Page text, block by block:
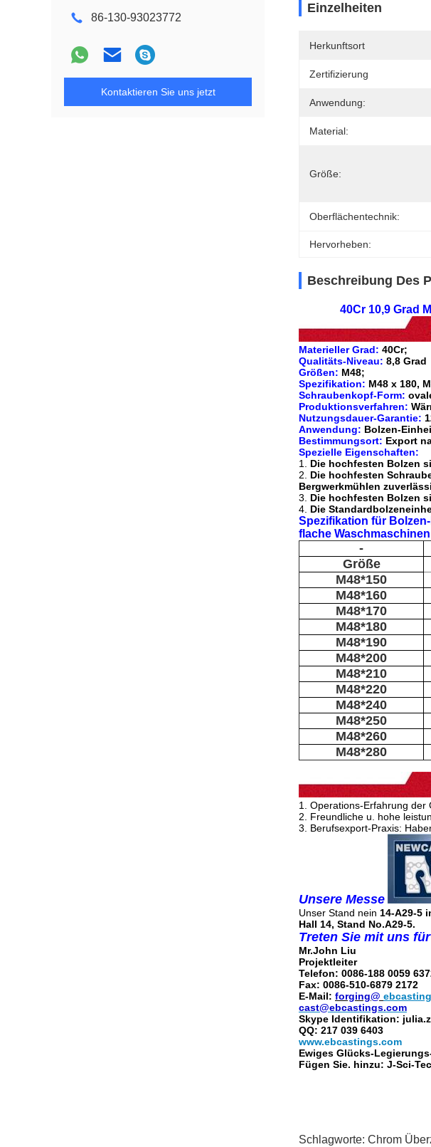
86-130-93023772
Kontaktieren Sie uns jetzt
Einzelheiten
Herkunftsort
Zertifizierung
Anwendung:
Material:
Größe:
Oberflächentechnik:
Hervorheben:
Beschreibung Des
40Cr 10,9 Grad
Materieller Grad: 40Cr;
Qualitäts-Niveau: 8,8 Grad
Größen: M48;
Spezifikation: M48 x 180,
Schraubenkopf-Form:
Produktionsverfahren:
Nutzungsdauer-Garantie:
Anwendung: Bolzen-
Bestimmungsort: Export
Spezielle Eigenschaften:
1. Die hochfesten Bolzen
2. Die hochfesten
Bergwerkmühlen
3. Die hochfesten Bolzen
4. Die
Spezifikation für
flache
-
Größe
M48*150
M48*160
M48*170
M48*180
M48*190
M48*200
M48*210
M48*220
M48*240
M48*250
M48*260
M48*280
1. Operations-Erfahrung der
2. Freundliche u. hohe
3. Berufsexport-Praxis:
Unsere Messe
Unser Stand nein 14-A29-5
Hall 14, Stand No.A29-5.
Treten Sie mit uns
Mr.John Liu
Projektleiter
Telefon: 0086-188 0059
Fax: 0086-510-6879 2172
E-Mail: forging@
cast@ebcastings.com
Skype Identifikation:
QQ: 217 039 6403
www.ebcastings.com
Ewiges Glücks-
Fügen Sie. hinzu: J-Sci-
Schlagworte: Chrom